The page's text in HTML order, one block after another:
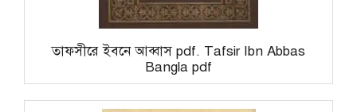
তাফসীরে ইবনে আব্বাস pdf. Tafsir Ibn Abbas
Bangla pdf